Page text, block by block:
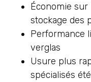
Économie
stockage des
Performance
verglas
Usure plus
spécialisés